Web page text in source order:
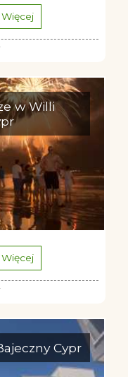
w Willi
Cypr